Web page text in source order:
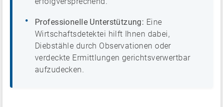
Professionelle Unterstützung: Eine
Wirtschaftsdetektei hilft Ihnen dabei,
Diebstähle durch Observationen oder
verdeckte Ermittlungen gerichtsverwertbar
aufzudecken.